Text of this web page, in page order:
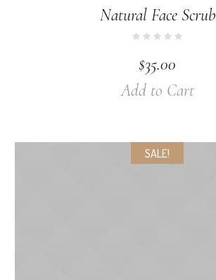
Natural Face Scrub
$35.00
Add to Cart
SALE!